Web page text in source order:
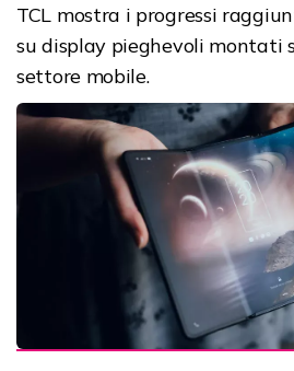
TCL mostra i progressi
su display pieghevoli montati
settore mobile.